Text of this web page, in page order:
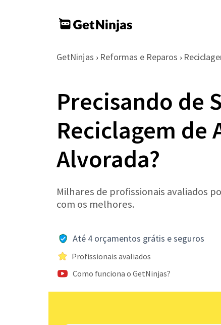
GetNinjas › Reformas e Reparos ›
Precisando de
Reciclagem de
Alvorada?
Milhares de profissionais avaliados
com os melhores.
Até 4 orçamentos grátis e seguros
Profissionais avaliados
Como funciona o GetNinjas?